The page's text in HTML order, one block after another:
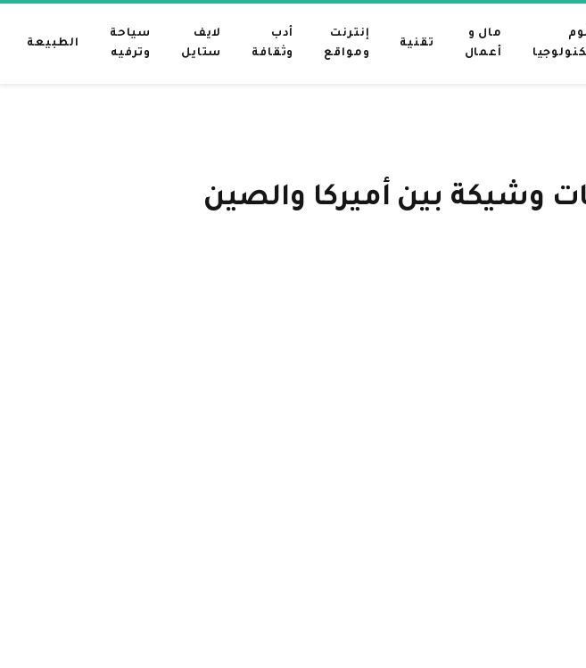
مال و
أعمال
تقنية
إنترنت
ومواقع
أدب
وثقافة
لايف
ستايل
سياحة
وترفيه
الطبيعة
وشيكة بين أميركا والصين